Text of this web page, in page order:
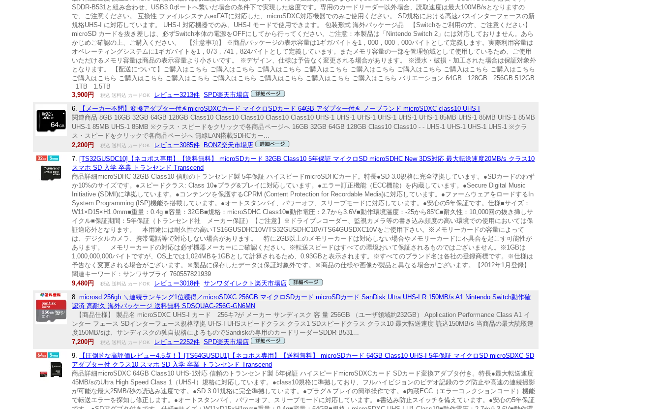
SDDR-B531と組み合わせ、USB3.0ポートへ繋いだ場合の条件下で実現した速度です。専用のカードリーダー以外場合、読取速度は最大100MB/sとなりますの
で、ご注意ください。 互換性 ファイルシステムexFATに対応した、microSDXC対応機器でのみご使用ください。 SD規格における高速バスインターフェースの新
規格UHS-I に対応しています。 UHS-I 対応機器でのみ、UHS-I モードで使用できます。 包装形式 海外パッケージ品 【Switchをご利用の方、ご注意ください】
microSD カードを抜き差しは、必ずSwitch本体の電源をOFFにしてから行ってください。ご注意：本製品は「Nintendo Switch 2」には対応しておりません。あら
かじめご確認の上、ご購入ください。 【注意事項】 ※商品パッケージの表示容量は1ギガバイトを1，000，000，000バイトとして定義します。実際利用容量は
オペレーティングシステムに1ギガバイトを1，073，741，824バイトとして定義しています。またメモリ容量の一部を管理領域として使用しているため、ご使用
いただけるメモリ容量は商品の表示容量より小さいです。 ※デザイン、仕様は予告なく変更される場合があります。 ※浸水・破損・加工された場合は保証対象外
となります。 【配送について】ご購入はこちら ご購入はこちら ご購入はこちら ご購入はこちら ご購入はこちら ご購入はこちら ご購入はこちら ご購入はこちら
ご購入はこちら ご購入はこちら ご購入はこちら ご購入はこちら ご購入はこちら ご購入はこちら ご購入はこちら バリエーション 64GB 128GB 256GB 512GB
1TB 1.5TB
3,900円
税込 送料込 カードOK レビュー3213件 SPD楽天市場店
6.
【メーカー不問】変換アダプター付きmicroSDXCカード マイクロSDカード 64GB アダプター付き ノーブランド microSDXC class10 UHS-I
関連商品 8GB 16GB 32GB 64GB 128GB Class10 Class10 Class10 Class10 Class10 UHS-1 UHS-1 UHS-1 UHS-1 UHS-1 UHS-1 85MB UHS-1 85MB UHS-1 85MB
UHS-1 85MB UHS-1 85MB ※クラス・スピードをクリックで各商品ページへ 16GB 32GB 64GB 128GB Class10 Class10 - - UHS-1 UHS-1 UHS-1 UHS-1 ※クラ
ス・スピードをクリックで各商品ページへ 無線LAN搭載SDHCカー...
2,200円
税込 送料込 カードOK レビュー3085件
BONZ楽天市場店
7. [TS32GUSDC10]【ネコポス専用】【送料無料】 microSDカード 32GB Class10 5年保証 マイクロSD microSDHC New 3DS対応 最大転送速度20MB/s クラス10
スマホ SD 入学 卒業 トランセンド Transcend
商品詳細microSDHC 32GB Class10 信頼のトランセンド製 5年保証 ハイスピードmicroSDHCカード。特長●SD 3.0規格に完全準拠しています。●SDカードのわず
か10%のサイズです。●スピードクラス: Class 10●プラグ&プレイに対応しています。●エラー訂正機能（ECC機能）を内蔵しています。●Secure Digital Music
Initiative (SDMI)に準拠しています。●コンテンツを保護するCPRM (Content Protection for Recordable Media)に対応しています。●ファームウェアをロードするIn
System Programming (ISP)機能を搭載しています。●オートスタンバイ、パワーオフ、スリープモードに対応しています。●安心の5年保証です。仕様■サイズ：
W11×D15×H1.0mm■重量：0.4g ■容量：32GB■規格：microSDHC Class10■動作電圧：2.7から3.6V■動作環境温度：-25から85℃■耐久性：10,000回の抜き挿しサ
イクル■保証期間：5年保証（トランセンド社 メーカー保証）【ご注意】※ドライブレコーダー、監視カメラ等の書き込み頻度の高い環境での使用においては保
証適応外となります。 本用途には耐久性の高いTS16GUSDHC10V/TS32GUSDHC10V/TS64GUSDXC10Vをご使用下さい。※メモリーカードの容量によって
は、デジタルカメラ、携帯電話等で対応しない場合があります。 特に2GB以上のメモリーカードは対応しない場合やメモリーカードに不具合を起こす可能性が
あります。 メモリーカードの対応は必ず機器メーカーにご確認ください。※転送スピードはすべての環境おいて保証されるものではございません。※1GBは
1,000,000,000バイトですが、OS上では1,024MBを1GBとして計算されるため、0.93GBと表示されます。※すべてのブランド名は各社の登録商標です。※仕様は
予告なく変更される場合がございます。※製品に保存したデータは保証対象外です。※商品の仕様や画像が製品と異なる場合がございます。【2012年1月登録】
関連キーワード：サンワサプライ 760557821939
9,480円
税込 送料込 カードOK レビュー3018件 サンワダイレクト楽天市場店
8.microsd 256gb ＼連続ランキング1位獲得／microSDXC 256GB マイクロSDカード microSDカード SanDisk Ultra UHS-I R:150MB/s A1 Nintendo Switch動作確
認済 高耐久 海外パッケージ 送料無料 SDSQUAC-256G-GN6MN
【商品仕様】 製品名 microSDXC UHS-I カード 256キ?が メーカー サンディスク 容 量 256GB （ユーザ領域約232GB） Application Performance Class A1 イ
ンター フェース SDインターフェース規格準拠 UHS-I UHSスピードクラス クラス1 SDスピードクラス クラス10 最大転送速度 読込150MB/s 当商品の最大読取速
度150MB/sは、サンディスクの独自規格によるものでSandiskの専用のカードリーダーSDDR-B531...
7,200円
税込 送料込 カードOK レビュー2252件 SPD楽天市場店
9.
【圧倒的な高評価レビュー4.5点！】[TS64GUSDU1]【ネコポス専用】【送料無料】 microSDカード 64GB Class10 UHS-I 5年保証 マイクロSD microSDXC SD
アダプター付 クラス10 スマホ SD 入学 卒業 トランセンド Transcend
商品詳細microSDXC 64GB Class10 UHS-1対応 信頼のトランセンド製 5年保証 ハイスピードmicroSDXCカード SDカード変換アダプタ付き。特長●最大転送速度
45MB/sのUltra High Speed Class 1（UHS-I）規格に対応しています。●class10規格に準拠しており、フルハイビジョンのビデオ記録のラグ防止や高速の連続撮影
が可能な最大25MB/秒の読込み速度です。●SD 3.01規格に完全準拠しています。●プラグ＆プレイの簡単操作です。●内蔵ECC（エラーコレクションコード）機能
で転送エラーを探知し修正します。●オートスタンバイ、パワーオフ、スリープモードに対応しています。●書込み防止スイッチを備えています。●安心の5年保証